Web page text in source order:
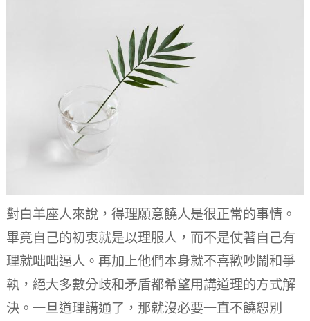
對白羊座人來說，得理願意饒人是很正常的事情。
畢竟自己的初衷就是以理服人，而不是仗著自己有
理就咄咄逼人。 再加上他們本身就不喜歡吵鬧和爭
執，絕大多數分歧和矛盾都希望用講道理的方式解
決。 一旦道理講通了，那就沒必要一直不饒恕別